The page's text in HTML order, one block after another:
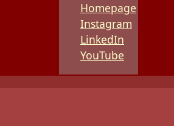
Homepage
Instagram
LinkedIn
YouTube